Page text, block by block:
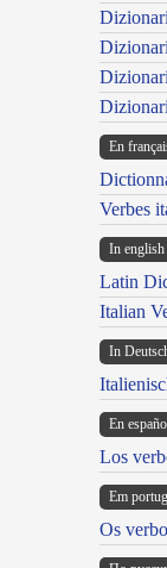
En
Verbes
In english
Latin
Italian
In
En
Los
Em
Os